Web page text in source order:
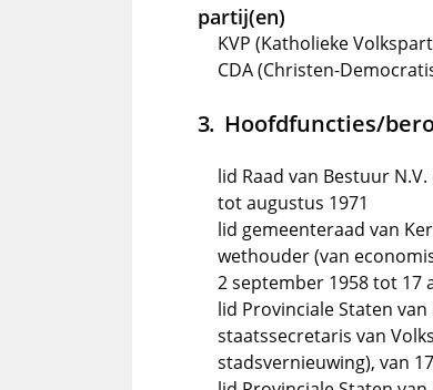
partij(en)
KVP (Katholieke
CDA (Christen-
Hoofdfuncties/
lid Raad van Bestuur
tot augustus 1971
lid gemeenteraad van
wethouder (van
2 september 1958 tot 17
lid Provinciale Staten
staatssecretaris van
stadsvernieuwing), van